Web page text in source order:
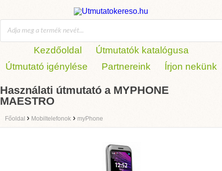
Kezdőoldal
Útmutatók katalógusa
Útmutató igénylése
Partnereink Írjon nekünk
Használati útmutató a MYPHONE
MAESTRO
Főoldal › Mobiltelefonok › myPhone